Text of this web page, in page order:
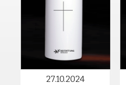
27.10.2024